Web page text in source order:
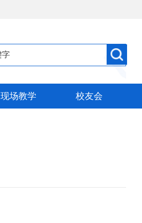
现场教学 校友会